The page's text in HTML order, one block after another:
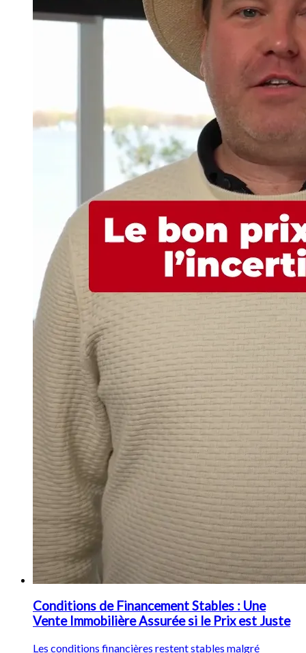
Conditions de Financement Stables : Une
Vente Immobilière Assurée si le Prix est Juste
Les conditions financières restent stables malgré